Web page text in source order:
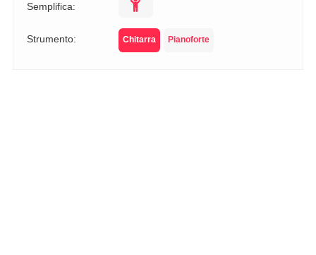
Semplifica:
Strumento: Chitarra Pianoforte